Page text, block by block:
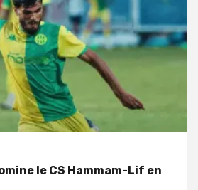
le CS Hammam-Lif en